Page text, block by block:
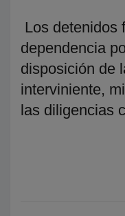
Los detenidos
dependencia
disposición de
interviniente,
las diligencias